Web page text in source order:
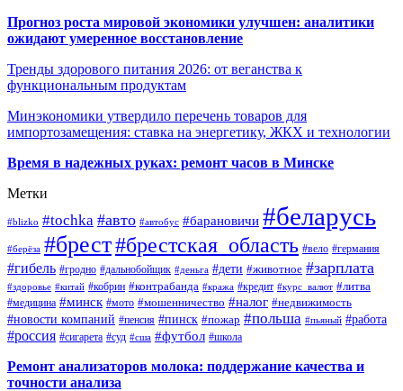
Прогноз роста мировой экономики улучшен: аналитики
ожидают умеренное восстановление
Тренды здорового питания 2026: от веганства к
функциональным продуктам
Минэкономики утвердило перечень товаров для
импортозамещения: ставка на энергетику, ЖКХ и технологии
Время в надежных руках: ремонт часов в Минске
Метки
#blizko #tochka #авто #автобус #барановичи #беларусь
#берёза #брест#брестская_область #вело #германия
#гибель #гродно #дальнобойщик #деньга #дети #животное #зарплата
#здоровье #китай #кобрин #контрабанда #кража #кредит #курс_валют #литва
#медицина #минск #мото #мошенничество #налог #недвижимость
#новости компаний #пенсия #пинск #пожар #польша #пьяный #работа
#россия #сигарета #суд #сша #футбол #школа
Ремонт анализаторов молока: поддержание качества и
точности анализа